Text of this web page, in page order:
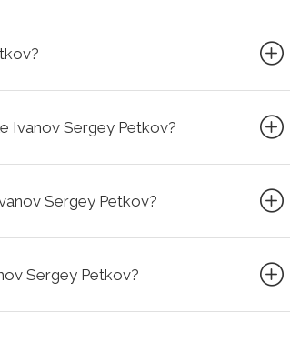
Ivanov Sergey Petkov?
Sergey Petkov?
Sergey Petkov?